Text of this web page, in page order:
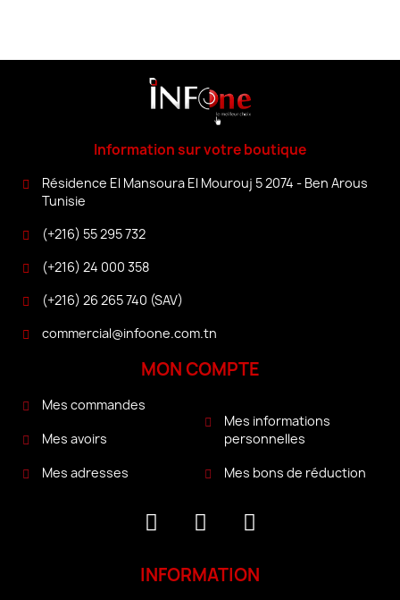
Information sur votre boutique
Résidence El Mansoura El Mourouj 5 2074 - Ben Arous
Tunisie
(+216) 55 295 732
(+216) 24 000 358
(+216) 26 265 740 (SAV)
commercial@infoone.com.tn
MON COMPTE
Mes commandes
Mes avoirs
Mes adresses
Mes informations
personnelles
Mes bons de réduction
INFORMATION